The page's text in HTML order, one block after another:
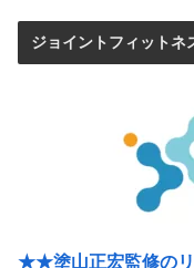
ジョイントフィットネ
★★塗山正宏監修の